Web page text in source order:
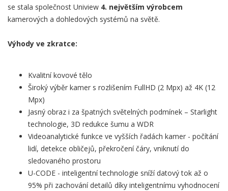
se stala společnost Uniview 4. největším výrobcem
kamerových a dohledových systémů na světě.
Výhody ve zkratce:
Kvalitní kovové tělo
Široký výběr kamer s rozlišením FullHD (2 Mpx) až 4K (12
Mpx)
Jasný obraz i za špatných světelných podmínek – Starlight
technologie, 3D redukce šumu a WDR
Videoanalytické funkce ve vyšších řadách kamer - počítání
lidí, detekce obličejů, překročení čáry, vniknutí do
sledovaného prostoru
U-CODE - inteligentní technologie sníží datový tok až o
95% při zachování detailů díky inteligentnímu vyhodnocení